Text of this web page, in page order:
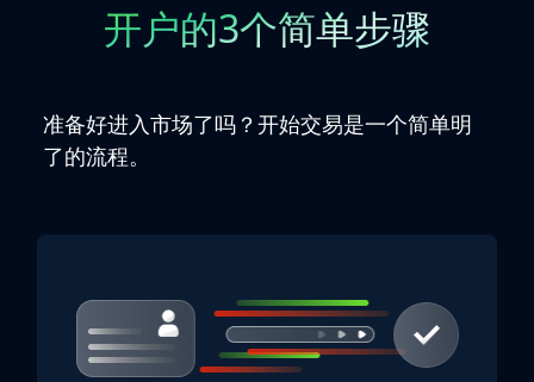
开户的3个简单步骤
准备好进入市场了吗？开始交易是一个简单明
了的流程。